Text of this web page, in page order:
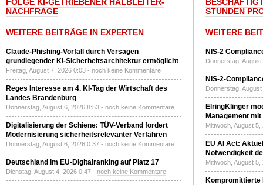
NACHFRAGE
WEITERE BEITRÄGE IN EXPERTEN
Claude-Phishing-Vorfall durch Versagen
grundlegender KI-Sicherheitsarchitektur ermöglicht
Freitag, August 7, 2026 0:03 - noch keine Kommentare
Reges Interesse am 4. KI-Tag der Wirtschaft des
Landes Brandenburg
Donnerstag, August 6, 2026 8:53 - noch keine Kommentare
Digitalisierung der Schiene: TÜV-Verband fordert
Modernisierung sicherheitsrelevanter Verfahren
Donnerstag, August 6, 2026 0:37 - noch keine Kommentare
Deutschland im EU-Digitalranking auf Platz 17
Dienstag, August 4, 2026 0:47 - noch keine Kommentare
STUNDEN
WEITERE
NIS-2
Donnerstag,
NIS-2-
Donnerstag,
ElringKlinger
Management
Mittwoch, August
EU AI Act:
Notwendigkeit
Mittwoch, August
Kompromittierte